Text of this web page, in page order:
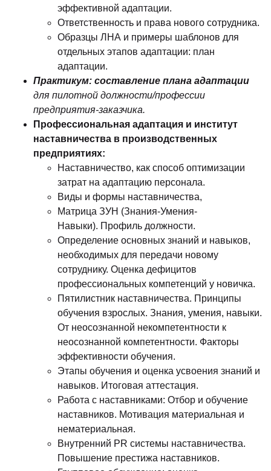
эффективной адаптации.
Ответственность и права нового сотрудника.
Образцы ЛНА и примеры шаблонов для
отдельных этапов адаптации: план
адаптации.
Практикум: составление плана адаптации
для пилотной должности/профессии
предприятия-заказчика.
Профессиональная адаптация и институт
наставничества в производственных
предприятиях:
Наставничество, как способ оптимизации
затрат на адаптацию персонала.
Виды и формы наставничества,
Матрица ЗУН (Знания-Умения-
Навыки). Профиль должности.
Определение основных знаний и навыков,
необходимых для передачи новому
сотруднику. Оценка дефицитов
профессиональных компетенций у новичка.
Пятилистник наставничества. Принципы
обучения взрослых. Знания, умения, навыки.
От неосознанной некомпетентности к
неосознанной компетентности. Факторы
эффективности обучения.
Этапы обучения и оценка усвоения знаний и
навыков. Итоговая аттестация.
Работа с наставниками: Отбор и обучение
наставников. Мотивация материальная и
нематериальная.
Внутренний PR системы наставничества.
Повышение престижа наставников.